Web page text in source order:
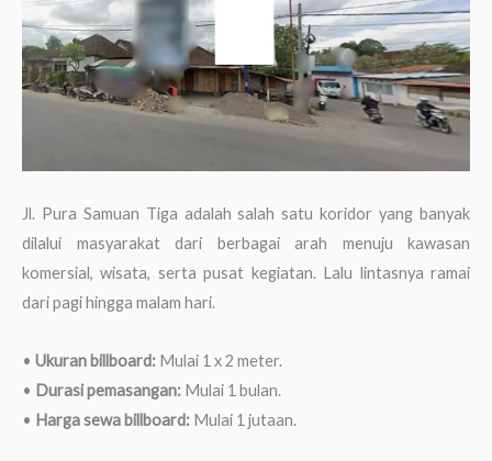
Jl. Pura Samuan Tiga adalah salah satu koridor yang banyak
dilalui masyarakat dari berbagai arah menuju kawasan
komersial, wisata, serta pusat kegiatan. Lalu lintasnya ramai
dari pagi hingga malam hari.
• Ukuran billboard: Mulai 1 x 2 meter.
• Durasi pemasangan: Mulai 1 bulan.
• Harga sewa billboard: Mulai 1 jutaan.